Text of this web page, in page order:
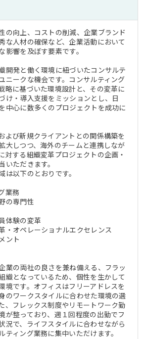
の向上、コストの削減、企業ブランド
な人材の確保など、企業活動において
影響を及ぼす要素です。
開発と働く環境に紐づいたコンサルテ
ニークな機会です。コンサルティング
略に基づいた環境設計と、その変革に
け・導入支援をミッションとし、日
中心に数多くのプロジェクトを成功に
よび新規クライアントとの関係構築を
大しつつ、海外のチームと連携しなが
対する組織変革プロジェクトの企画・
いただきます。
は以下のとおりです。
業務
の専門性
体験の変革
・オペレーショナルエクセレンス
ント
業の両社の良さを兼ね備える、フラッ
織となっているため、個性を生かして
境です。オフィスはフリーアドレスを
のワークスタイルに合わせた環境の選
、フレックス制度やリモートワーク勤
が整っており、週１回程度の出勤でフ
況で、ライフスタイルに合わせながら
ティング業務に集中いただけます。